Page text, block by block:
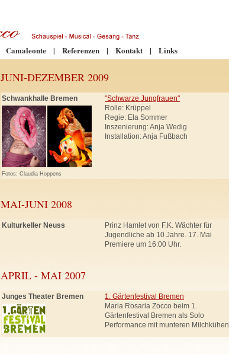
Camaleonte | Referenzen | Kontakt | Links
JUNI-DEZEMBER 2009
Schwankhalle Bremen
Fotos: Claudia Hoppens
"Schwarze Jungfrauen"
Rolle: Krüppel
Regie: Ela Sommer
Inszenierung: Anja Wedig
Installation: Anja Fußbach
MAI-JUNI 2008
Kulturkeller Neuss
Prinz Hamlet von F.K. Wächter für
Jugendliche ab 10 Jahre. 17. Mai
Premiere um 16:00 Uhr.
APRIL - MAI 2007
Junges Theater Bremen
1. Gärtenfestival Bremen
Maria Rosaria Zocco beim 1.
Gärtenfestival Bremen als Solo
Performance mit munteren Milchkühen